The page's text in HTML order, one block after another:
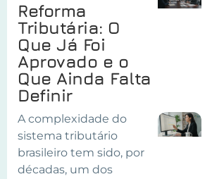
Reforma
Tributária: O
Que Já Foi
Aprovado e o
Que Ainda Falta
Definir
A complexidade do
sistema tributário
brasileiro tem sido, por
décadas, um dos